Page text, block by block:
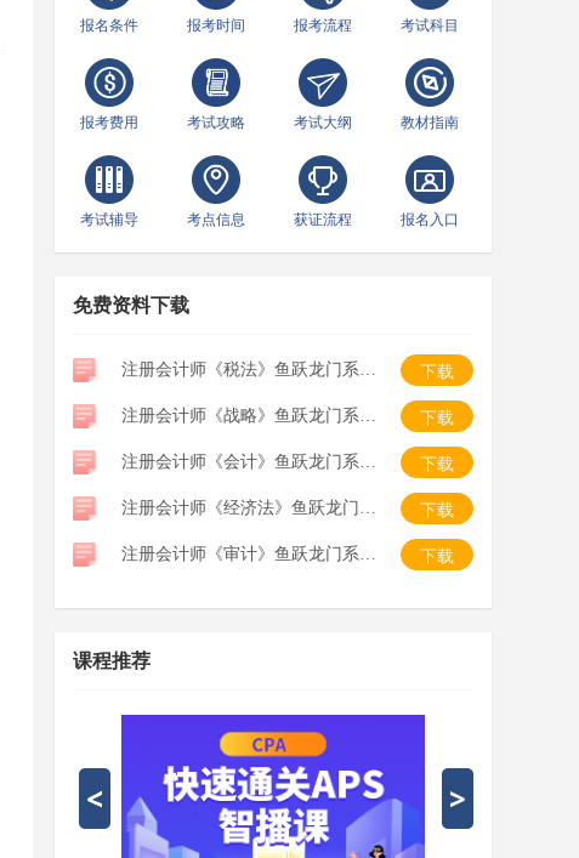
报名条件 报考时间 报考流程 考试科目
报考费用 考试攻略 考试大纲 教材指南
考试辅导 考点信息 获证流程 报名入口
免费资料下载
注册会计师《税法》鱼跃龙门系列口袋书 下载
注册会计师《战略》鱼跃龙门系列口袋书 下载
注册会计师《会计》鱼跃龙门系列口袋书 下载
注册会计师《经济法》鱼跃龙门系列口袋书 下载
注册会计师《审计》鱼跃龙门系列口袋书 下载
课程推荐